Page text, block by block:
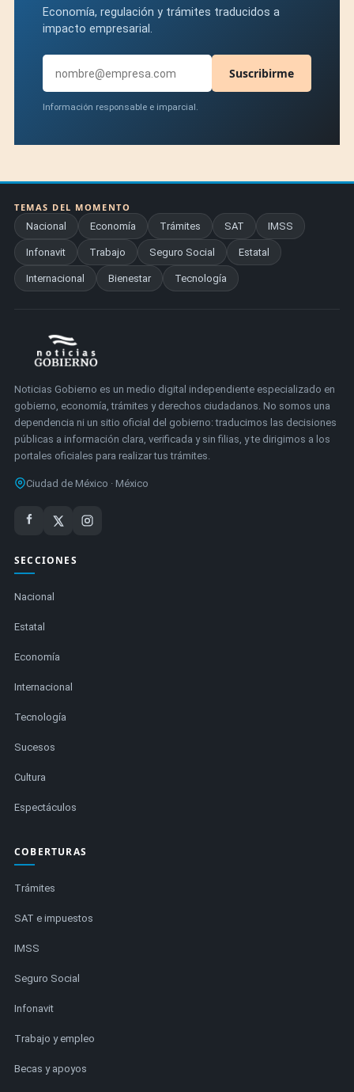
Economía, regulación y trámites traducidos a
impacto empresarial.
Suscribirme
Información responsable e imparcial.
TEMAS DEL MOMENTO
Nacional
Economía Trámites SAT IMSS
Infonavit Trabajo Seguro Social Estatal
Internacional Bienestar Tecnología
Noticias Gobierno es un medio digital independiente especializado en
gobierno, economía, trámites y derechos ciudadanos. No somos una
dependencia ni un sitio oficial del gobierno: traducimos las decisiones
públicas a información clara, verificada y sin filias, y te dirigimos a los
portales oficiales para realizar tus trámites.
Ciudad de México · México
SECCIONES
Nacional
Estatal
Economía
Internacional
Tecnología
Sucesos
Cultura
Espectáculos
COBERTURAS
Trámites
SAT e impuestos
IMSS
Seguro Social
Infonavit
Trabajo y empleo
Becas y apoyos